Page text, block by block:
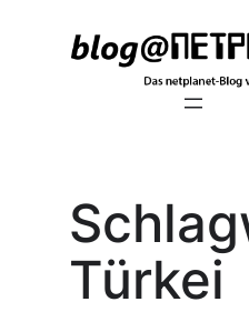
Türkei